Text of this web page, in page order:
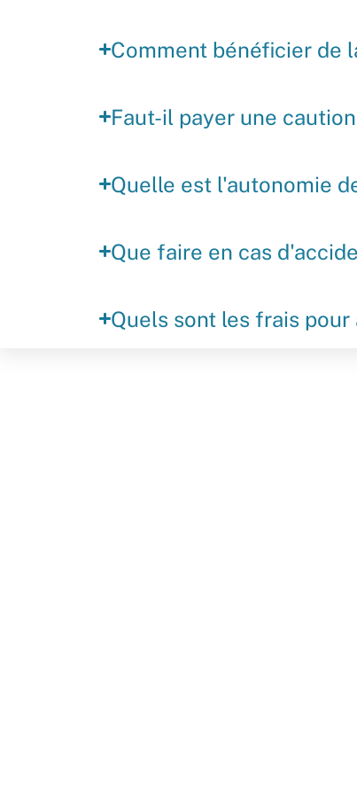
Comment bénéficier de
Faut-il payer une
Quelle est l'autonomie
Que faire en cas
Quels sont les frais pour